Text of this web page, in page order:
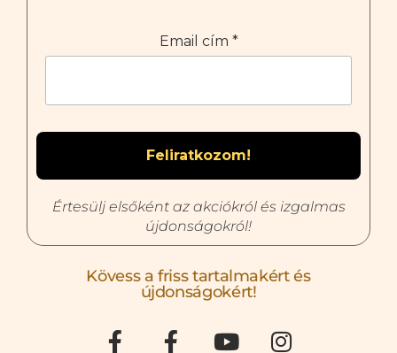
Email cím *
Értesülj elsőként az akciókról és izgalmas
újdonságokról!
Kövess a friss tartalmakért és
újdonságokért!